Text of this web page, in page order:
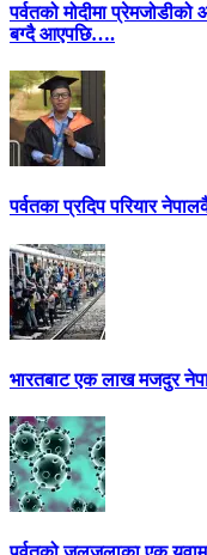
पर्वतको मोदीमा
बग्दै आएपछि….
पर्वतका प्रदिप परियार
भारतबाट एक लाख मजदुर